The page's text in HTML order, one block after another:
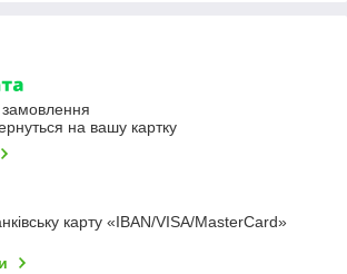
на вашу картку
карту «IBAN/VISA/MasterCard»